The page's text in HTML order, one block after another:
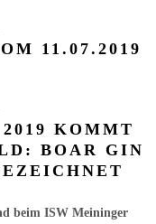
11.07.2019
KOMMT
BOAR GIN
beim ISW Meininger